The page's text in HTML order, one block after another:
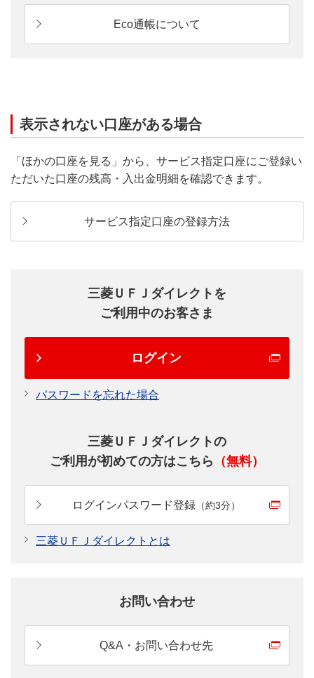
Eco通帳について
表示されない口座がある場合
「ほかの口座を見る」から、サービス指定口座にご登録い
ただいた口座の残高・入出金明細を確認できます。
サービス指定口座の登録方法
三菱ＵＦＪダイレクトを
ご利用中のお客さま
ログイン
パスワードを忘れた場合
三菱ＵＦＪダイレクトの
ご利用が初めての方はこちら （無料）
ログインパスワード登録（約3分）
三菱ＵＦＪダイレクトとは
お問い合わせ
Q&A・お問い合わせ先